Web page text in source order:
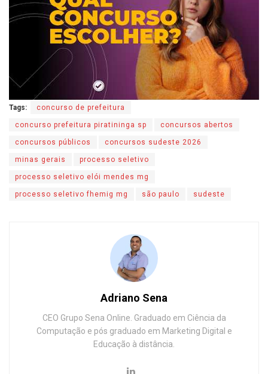
Tags: concurso de prefeitura
concurso prefeitura piratininga sp concursos abertos
concursos públicos concursos sudeste 2026
minas gerais processo seletivo
processo seletivo elói mendes mg
processo seletivo fhemig mg são paulo sudeste
Adriano Sena
CEO Grupo Sena Online. Graduado em Ciência da
Computação e pós graduado em Marketing Digital e
Educação à distância.